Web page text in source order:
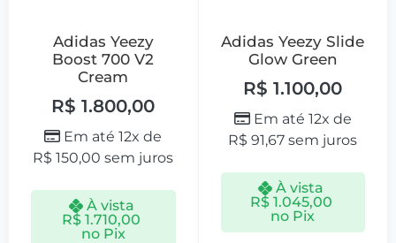
Adidas Yeezy
Boost 700 V2
Cream
R$ 1.800,00
Em até 12x de
R$ 150,00 sem juros
À vista
R$ 1.710,00
no Pix
Adidas Yeezy Slide
Glow Green
R$ 1.100,00
Em até 12x de
R$ 91,67 sem juros
À vista
R$1.045,00
no Pix